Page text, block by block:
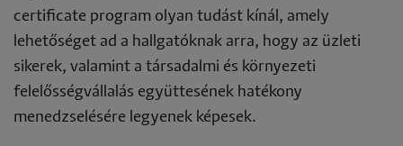
certificate program olyan tudást kínál, amely
lehetőséget ad a hallgatóknak arra, hogy az üzleti
sikerek, valamint a társadalmi és környezeti
felelősségvállalás együttesének hatékony
menedzselésére legyenek képesek.